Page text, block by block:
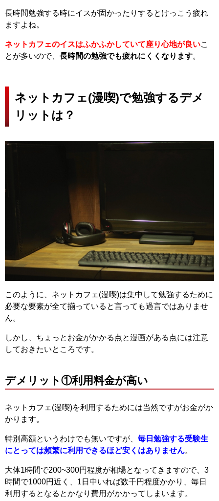
長時間勉強する時にイスが固かったりするとけっこう疲れ
ますよね。
ネットカフェのイスはふかふかしていて座り心地が良いこ
とが多いので、 長時間の勉強でも疲れにくくなります。
ネットカフェ(漫喫)で勉強するデメ
リットは？
このように、ネットカフェ(漫喫)は集中して勉強するために
必要な要素が全て揃っていると言っても過言ではありませ
ん。
しかし、ちょっとお金がかかる点と漫画がある点には注意
しておきたいところです。
デメリット①利用料金が高い
ネットカフェ(漫喫)を利用するためには当然ですがお金がか
かります。
特別高額というわけでも無いですが、 毎日勉強する受験生
にとっては頻繁に利用できるほど安くはありません。
大体1時間で200~300円程度が相場となってきますので、3
時間で1000円近く、1日中いれば数千円程度かかり、毎日
利用するとなるとかなり費用がかかってしまいます。